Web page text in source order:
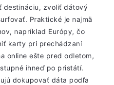
destináciu, zvoliť dátový
Praktické je najmä
napríklad Európy, čo
karty pri prechádzaní
online ešte pred odletom,
ihneď po pristátí.
dokupovať dáta podľa